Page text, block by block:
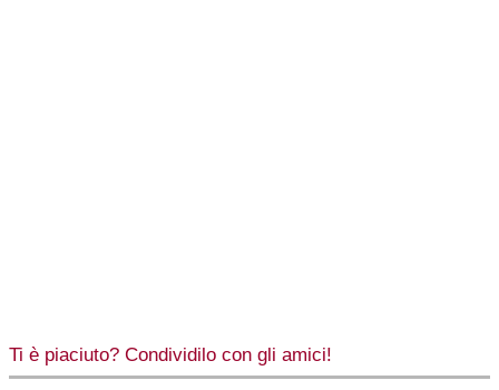
Ti è piaciuto? Condividilo con gli amici!